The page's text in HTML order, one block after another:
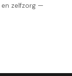
en zelfzorg —